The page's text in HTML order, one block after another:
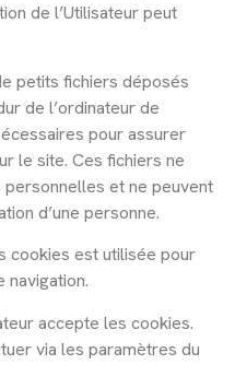
de l’Utilisateur peut
petits fichiers déposés
de l’ordinateur de
pour assurer
le site. Ces fichiers ne
et ne peuvent
d’une personne.
cookies est utilisée pour
accepte les cookies.
via les paramètres du